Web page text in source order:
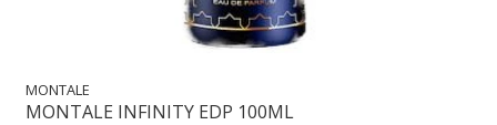
MONTALE
MONTALE INFINITY EDP 100ML